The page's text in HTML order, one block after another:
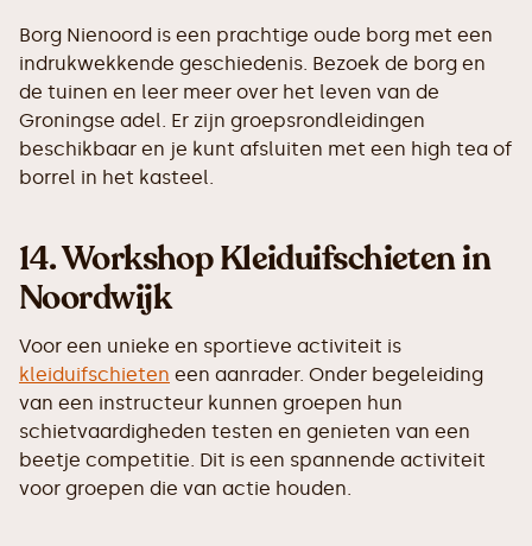
Borg Nienoord is een prachtige oude borg met een
indrukwekkende geschiedenis. Bezoek de borg en
de tuinen en leer meer over het leven van de
Groningse adel. Er zijn groepsrondleidingen
beschikbaar en je kunt afsluiten met een high tea of
borrel in het kasteel.
14.Workshop Kleiduifschieten in
Noordwijk
Voor een unieke en sportieve activiteit is
kleiduifschieten een aanrader. Onder begeleiding
van een instructeur kunnen groepen hun
schietvaardigheden testen en genieten van een
beetje competitie. Dit is een spannende activiteit
voor groepen die van actie houden.